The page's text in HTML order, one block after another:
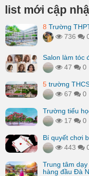
list mới cập
8 Trường
736
Salon làm tóc
47
0
5 trường
67
0
Trường tiểu
17
0
Bí quyết chơi
443
Trung tâm
hàng đầu Đà